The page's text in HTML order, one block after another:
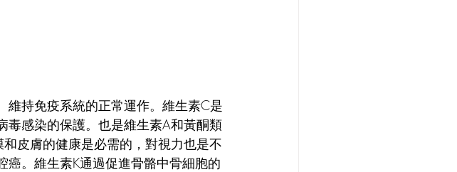
維持免疫系統的正常運作。維生素C是
毒感染的保護。也是維生素A和黃酮類
皮膚的健康是必需的，對視力也是不
。維生素K通過促進骨骼中骨細胞的